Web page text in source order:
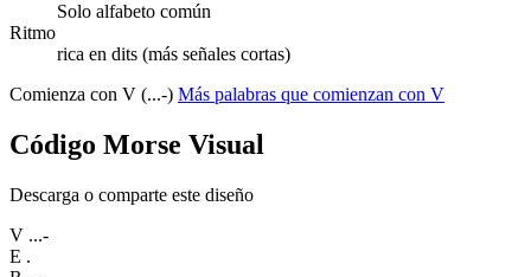
Solo alfabeto común
Ritmo
rica en dits (más señales cortas)
Comienza con V (...-) Más palabras que comienzan con V
Código Morse Visual
Descarga o comparte este diseño
V ...-
E .